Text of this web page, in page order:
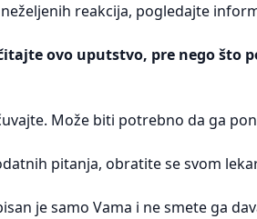
reakcija, pogledajte
ovo uputstvo, pre nego što
Može biti potrebno da ga
pitanja, obratite se svom
je samo Vama i ne smete ga